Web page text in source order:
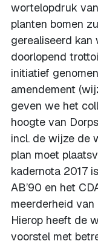
wortelopdruk
planten bomen
gerealiseerd kan
doorlopend
initiatief
amendement
geven we het
hoogte van
incl. de wijze de
plan moet
kadernota 2017
AB’90 en het
meerderheid
Hierop heeft de
voorstel met